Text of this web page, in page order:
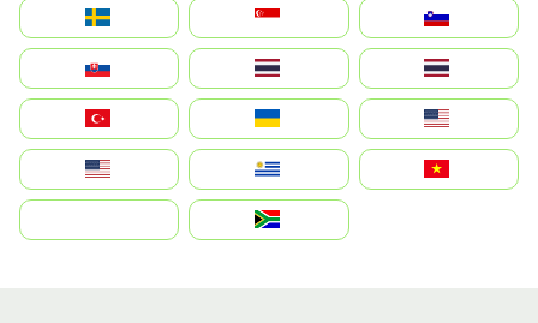
Sverige
Singapore
Slovenija
Slovensko
Thailand
ไทย
Türkiye
Україна
United States
Estados Unidos
Uruguay
Việt Nam
بالعربية
South Africa